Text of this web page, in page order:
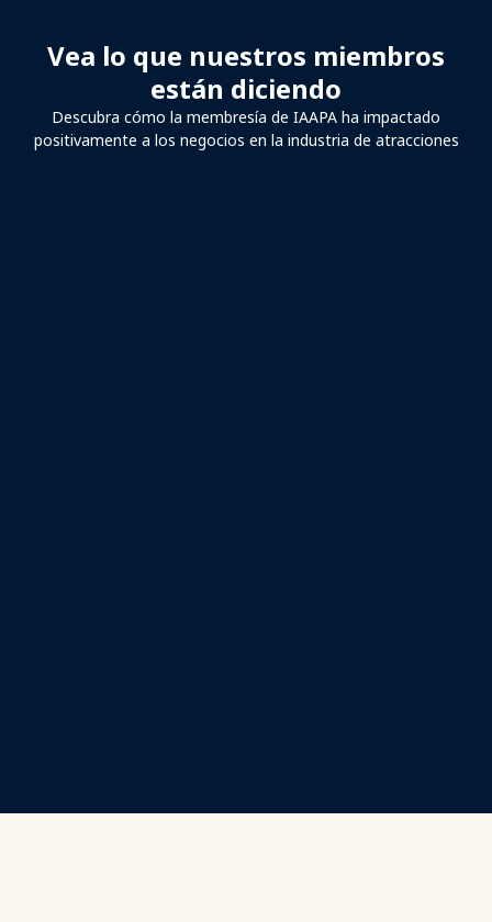
Vea lo que nuestros miembros
están diciendo
Descubra cómo la membresía de IAAPA ha impactado
positivamente a los negocios en la industria de atracciones